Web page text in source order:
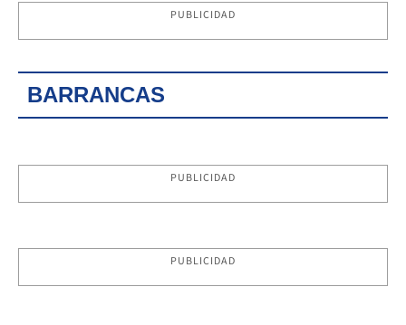
PUBLICIDAD
BARRANCAS
PUBLICIDAD
PUBLICIDAD